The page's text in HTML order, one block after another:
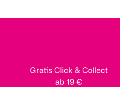
Gratis Click & Collect
ab 19 €